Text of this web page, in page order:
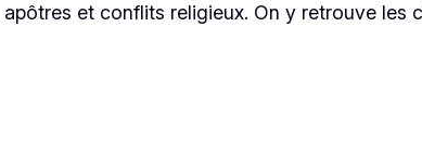
et conflits religieux. On y retrouve les